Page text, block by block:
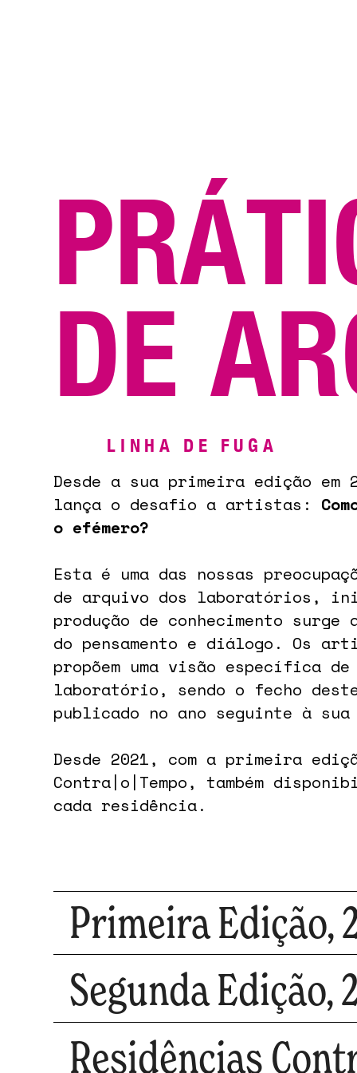
PRÁTI
DE AR
LINHA DE FUGA
Desde a sua primeira edição em
lança o desafio a artistas:
o efémero?
Esta é uma das nossas
de arquivo dos laboratórios,
produção de conhecimento
do pensamento e diálogo. Os
propõem uma visão específica de
laboratório, sendo o fecho
publicado no ano seguinte à
Desde 2021, com a primeira
Contra|o|Tempo, também
cada residência.
Primeira Edição,
Segunda Edição,
Residências